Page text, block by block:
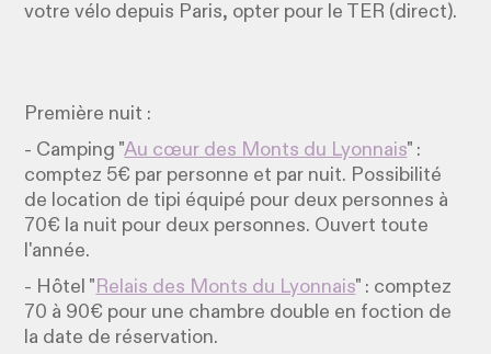
votre vélo depuis Paris, opter pour le TER (direct).
Première nuit :
- Camping "Au cœur des Monts du Lyonnais" :
comptez 5€ par personne et par nuit. Possibilité
de location de tipi équipé pour deux personnes à
70€ la nuit pour deux personnes. Ouvert toute
l'année.
- Hôtel " Relais des Monts du Lyonnais" : comptez
70 à 90€ pour une chambre double en foction de
la date de réservation.